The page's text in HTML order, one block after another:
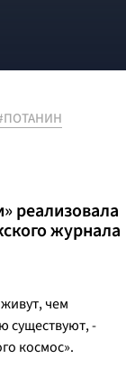
реализовала
журнала
чем
существуют,-
космос».